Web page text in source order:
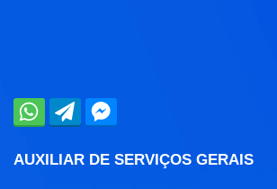
AUXILIAR DE SERVIÇOS GERAIS